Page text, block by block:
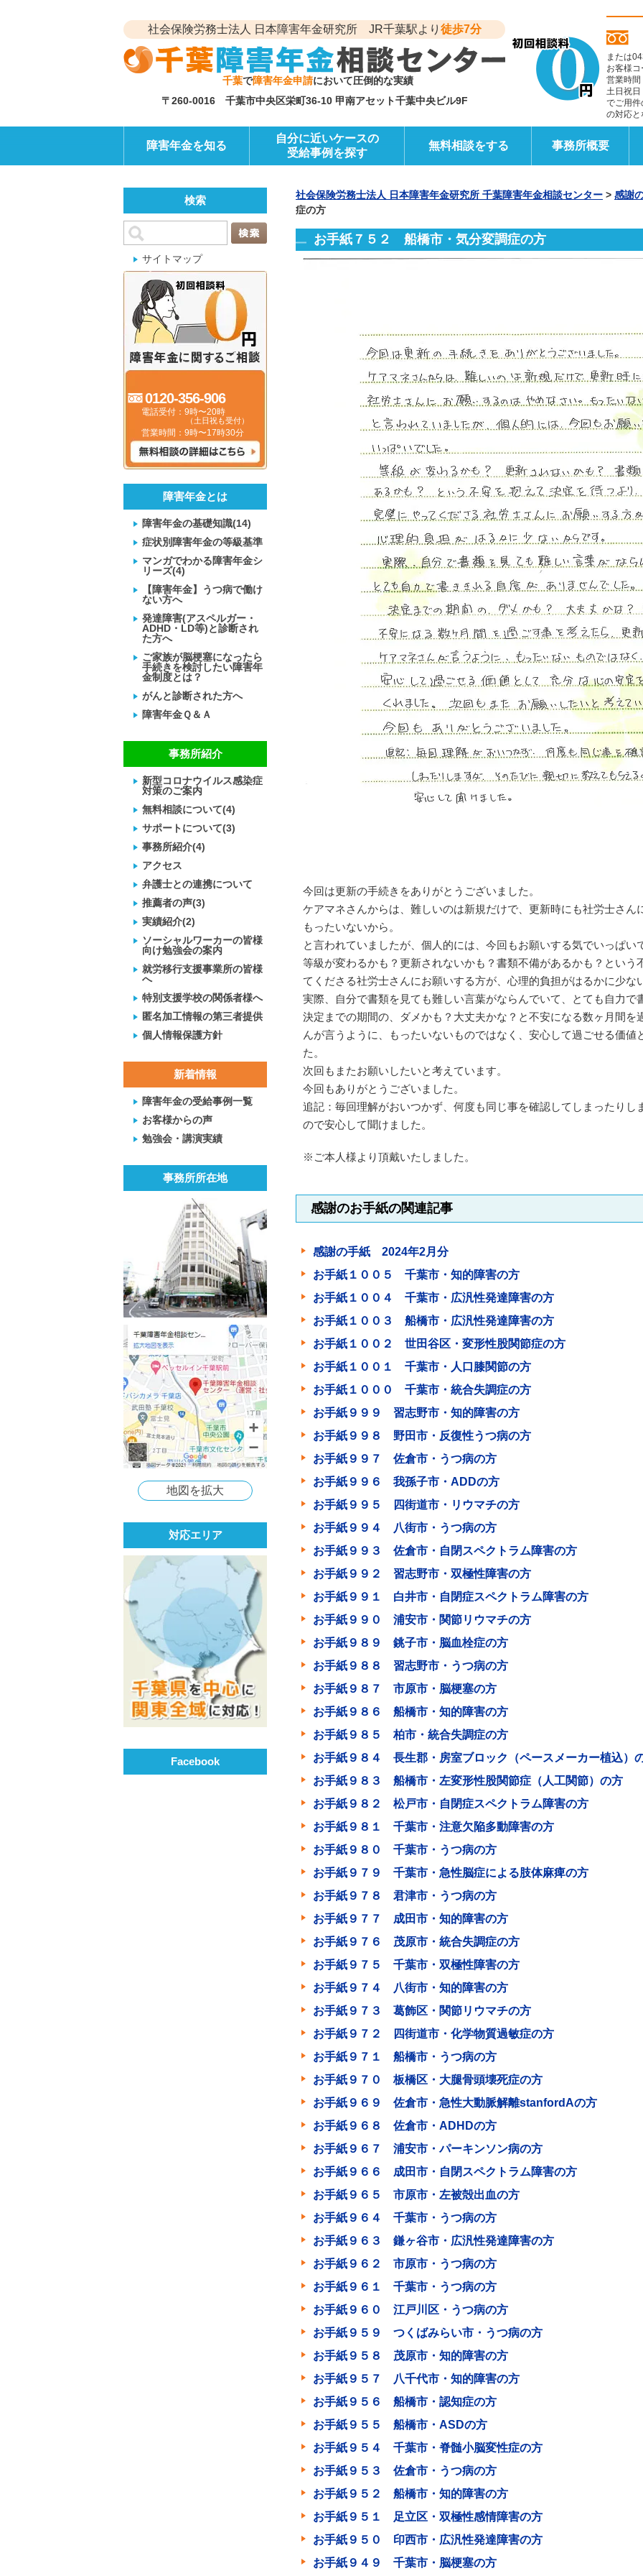
社会保険労務士法人 日本障害年金研究所 JR千葉駅より 徒歩7分
千葉で障害年金申請において圧倒的な実績
〒260-0016 千葉市中央区栄町36-10 甲南アセット千葉中央ビル9F
または
お客様
営業時
土日祝
でご用
の対応
障害年金を知る
自分に近いケースの
受給事例を探す
無料相談をする 事務所概要
社会保険労務士法人 日本障害年金研究所 千葉障害年金相談センター > 感謝
症の方
お手紙７５２ 船橋市・気分変調症の方
今回は更新の手続きをありがとうございました。
ケアマネさんからは、難しいのは新規だけで、更新時にも社労士さん
もったいないから。
と言われていましたが、個人的には、今回もお願いする気でいっぱい
等級が変わるかも？更新されないかも？書類不備があるかも？とい
てくださる社労士さんにお願いする方が、心理的負担がはるかに少な
実際、自分で書類を見ても難しい言葉がならんでいて、とても自力で
決定までの期間の、ダメかも？大丈夫かな？と不安になる数ヶ月間
んが言うように、もったいないものではなく、安心して過ごせる価
た。
次回もまたお願いしたいと考えています。
今回もありがとうございました。
追記：毎回理解がおいつかず、何度も同じ事を確認してしまったり
ので安心して聞けました。
※ご本人様より頂戴いたしました。
感謝のお手紙の関連記事
感謝の手紙 2024年2月分
お手紙１００５ 千葉市・知的障害の方
お手紙１００４ 千葉市・広汎性発達障害の方
お手紙１００３ 船橋市・広汎性発達障害の方
お手紙１００２ 世田谷区・変形性股関節症の方
お手紙１００１ 千葉市・人口膝関節の方
お手紙１０００ 千葉市・統合失調症の方
お手紙９９９ 習志野市・知的障害の方
お手紙９９８ 野田市・反復性うつ病の方
お手紙９９７ 佐倉市・うつ病の方
お手紙９９６ 我孫子市・ADDの方
お手紙９９５ 四街道市・リウマチの方
お手紙９９４ 八街市・うつ病の方
お手紙９９３ 佐倉市・自閉スペクトラム障害の方
お手紙９９２ 習志野市・双極性障害の方
お手紙９９１ 白井市・自閉症スペクトラム障害の方
お手紙９９０ 浦安市・関節リウマチの方
お手紙９８９ 銚子市・脳血栓症の方
お手紙９８８ 習志野市・うつ病の方
お手紙９８７ 市原市・脳梗塞の方
お手紙９８６ 船橋市・知的障害の方
お手紙９８５ 柏市・統合失調症の方
お手紙９８４ 長生郡・房室ブロック（ペースメーカー植込）
お手紙９８３ 船橋市・左変形性股関節症（人工関節）の方
お手紙９８２ 松戸市・自閉症スペクトラム障害の方
お手紙９８１ 千葉市・注意欠陥多動障害の方
お手紙９８０ 千葉市・うつ病の方
お手紙９７９ 千葉市・急性脳症による肢体麻痺の方
お手紙９７８ 君津市・うつ病の方
お手紙９７７ 成田市・知的障害の方
お手紙９７６ 茂原市・統合失調症の方
お手紙９７５ 千葉市・双極性障害の方
お手紙９７４ 八街市・知的障害の方
お手紙９７３ 葛飾区・関節リウマチの方
お手紙９７２ 四街道市・化学物質過敏症の方
お手紙９７１ 船橋市・うつ病の方
お手紙９７０ 板橋区・大腿骨頭壊死症の方
お手紙９６９ 佐倉市・急性大動脈解離stanfordAの方
お手紙９６８ 佐倉市・ADHDの方
お手紙９６７ 浦安市・パーキンソン病の方
お手紙９６６ 成田市・自閉スペクトラム障害の方
お手紙９６５ 市原市・左被殻出血の方
お手紙９６４ 千葉市・うつ病の方
お手紙９６３ 鎌ヶ谷市・広汎性発達障害の方
お手紙９６２ 市原市・うつ病の方
お手紙９６１ 千葉市・うつ病の方
お手紙９６０ 江戸川区・うつ病の方
お手紙９５９ つくばみらい市・うつ病の方
お手紙９５８ 茂原市・知的障害の方
お手紙９５７ 八千代市・知的障害の方
お手紙９５６ 船橋市・認知症の方
お手紙９５５ 船橋市・ASDの方
お手紙９５４ 千葉市・脊髄小脳変性症の方
お手紙９５３ 佐倉市・うつ病の方
お手紙９５２ 船橋市・知的障害の方
お手紙９５１ 足立区・双極性感情障害の方
お手紙９５０ 印西市・広汎性発達障害の方
お手紙９４９ 千葉市・脳梗塞の方
検索
サイトマップ
0120-356-906
電話受付：9時〜20時
（土日祝も受付）
営業時間：9時〜17時30分
障害年金とは
障害年金の基礎知識(14)
症状別障害年金の等級基準
マンガでわかる障害年金シ
リーズ(4)
【障害年金】うつ病で働け
ない方へ
発達障害(アスペルガー・
ADHD・LD等)と診断され
た方へ
ご家族が脳梗塞になったら
手続きを検討したい障害年
金制度とは？
がんと診断された方へ
障害年金Ｑ＆Ａ
事務所紹介
新型コロナウイルス感染症
対策のご案内
無料相談について(4)
サポートについて(3)
事務所紹介(4)
アクセス
弁護士との連携について
推薦者の声(3)
実績紹介(2)
ソーシャルワーカーの皆様
向け勉強会の案内
就労移行支援事業所の皆様
へ
特別支援学校の関係者様へ
匿名加工情報の第三者提供
個人情報保護方針
新着情報
障害年金の受給事例一覧
お客様からの声
勉強会・講演実績
事務所所在地
地図を拡大
対応エリア
Facebook